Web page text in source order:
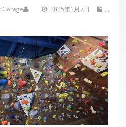
2025年1月7日 ,
Garage
,